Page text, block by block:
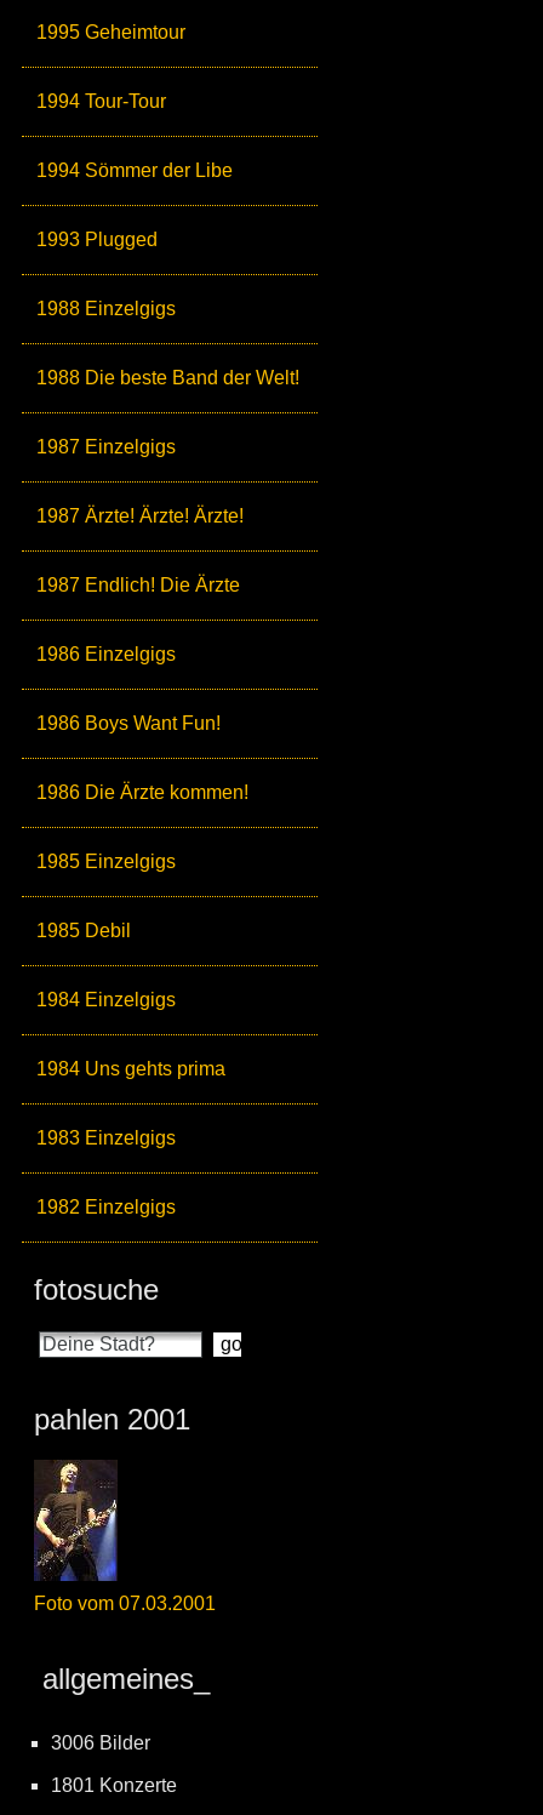
1995 Geheimtour
1994 Tour-Tour
1994 Sömmer der Libe
1993 Plugged
1988 Einzelgigs
1988 Die beste Band der Welt!
1987 Einzelgigs
1987 Ärzte! Ärzte! Ärzte!
1987 Endlich! Die Ärzte
1986 Einzelgigs
1986 Boys Want Fun!
1986 Die Ärzte kommen!
1985 Einzelgigs
1985 Debil
1984 Einzelgigs
1984 Uns gehts prima
1983 Einzelgigs
1982 Einzelgigs
fotosuche
pahlen 2001
Foto vom 07.03.2001
allgemeines_
3006 Bilder
1801 Konzerte